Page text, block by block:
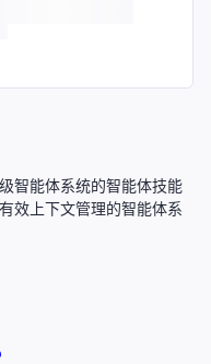
智能体系统的智能体技能
效上下文管理的智能体系